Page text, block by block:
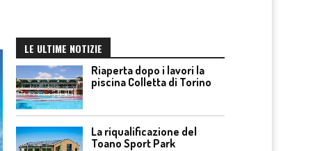
LE ULTIME NOTIZIE
Riaperta dopo i lavori la
piscina Colletta di Torino
La riqualificazione del
Toano Sport Park